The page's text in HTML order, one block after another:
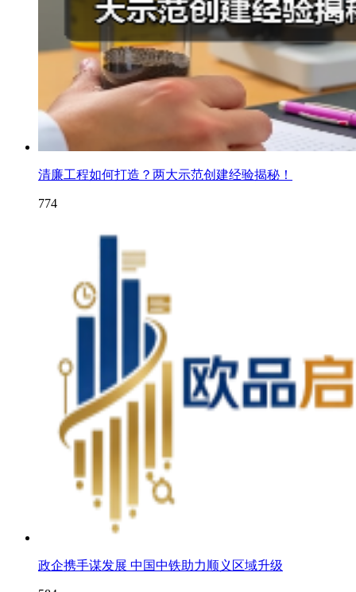
清廉工程如何打造？两大示范创建经验揭秘！
774
政企携手谋发展 中国中铁助力顺义区域升级